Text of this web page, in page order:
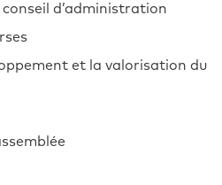
d’administration
et la valorisation du